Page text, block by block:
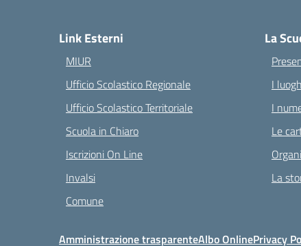
Link Esterni
MIUR
Ufficio Scolastico Regionale
Ufficio Scolastico Territoriale
Scuola in Chiaro
Iscrizioni On Line
Invalsi
Comune
La
I
I
Le
La
Amministrazione trasparenteAlbo OnlinePrivacy